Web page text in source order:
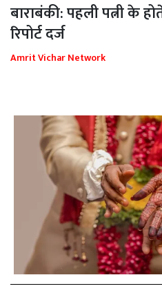
बाराबंकी: पहली पत्नी के
रिपोर्ट दर्ज
Amrit Vichar Network